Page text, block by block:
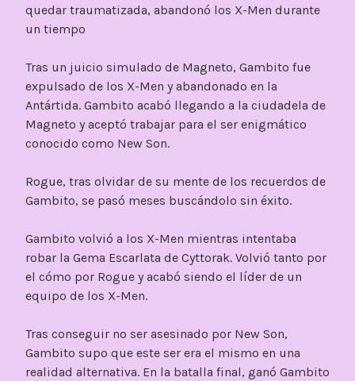
quedar traumatizada, abandonó los X-Men durante
un tiempo
Tras un juicio simulado de Magneto, Gambito fue
expulsado de los X-Men y abandonado en la
Antártida. Gambito acabó llegando a la ciudadela de
Magneto y aceptó trabajar para el ser enigmático
conocido como New Son.
Rogue, tras olvidar de su mente de los recuerdos de
Gambito, se pasó meses buscándolo sin éxito.
Gambito volvió a los X-Men mientras intentaba
robar la Gema Escarlata de Cyttorak. Volvió tanto por
el cómo por Rogue y acabó siendo el líder de un
equipo de los X-Men.
Tras conseguir no ser asesinado por New Son,
Gambito supo que este ser era el mismo en una
realidad alternativa. En la batalla final, ganó Gambito